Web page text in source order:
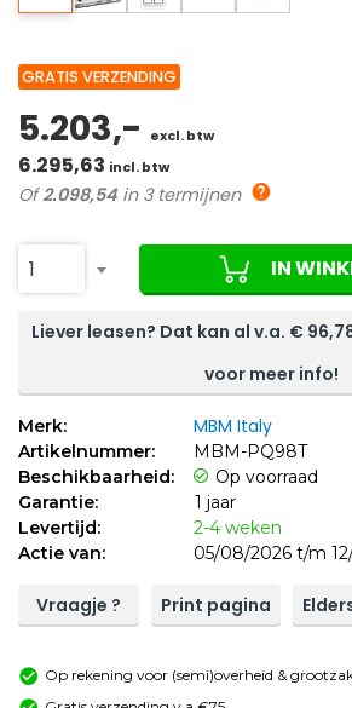
GRATIS VERZENDING
5.203,- excl. btw
6.295,63 incl. btw
Of2.098,54 in 3 termijnen
1 IN
Liever leasen? Dat kan al v.a. €
voor meer info!
Merk: MBM Italy
Artikelnummer:
MBM-PQ98T
Beschikbaarheid:
Op voorraad
Garantie:
1 jaar
Levertijd:
2-4 weken
Actie van:
05/08/2026 t/m
Vraagje ? Print pagina
Op rekening voor (semi)overheid &